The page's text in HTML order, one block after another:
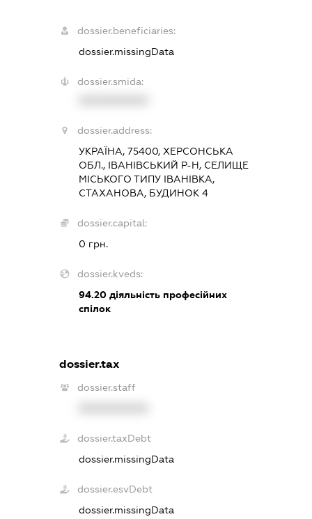
dossier.beneficiaries:
dossier.missingData
dossier.smida:
dossier.address:
УКРАЇНА, 75400, ХЕРСОНСЬКА
ОБЛ., ІВАНІВСЬКИЙ Р-Н, СЕЛИЩЕ
МІСЬКОГО ТИПУ ІВАНІВКА,
СТАХАНОВА, БУДИНОК 4
dossier.capital:
0 грн.
dossier.kveds:
94.20 діяльність професійних
спілок
dossier.tax
dossier.staff
dossier.taxDebt
dossier.missingData
dossier.esvDebt
dossier.missingData